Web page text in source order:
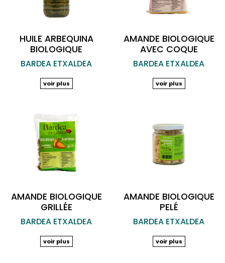
HUILE ARBEQUINA
BIOLOGIQUE
BARDEA ETXALDEA
voir plus
AMANDE BIOLOGIQUE
AVEC COQUE
BARDEA ETXALDEA
voir plus
AMANDE BIOLOGIQUE
GRILLÉE
BARDEA ETXALDEA
voir plus
AMANDE BIOLOGIQUE
PELÉ
BARDEA ETXALDEA
voir plus